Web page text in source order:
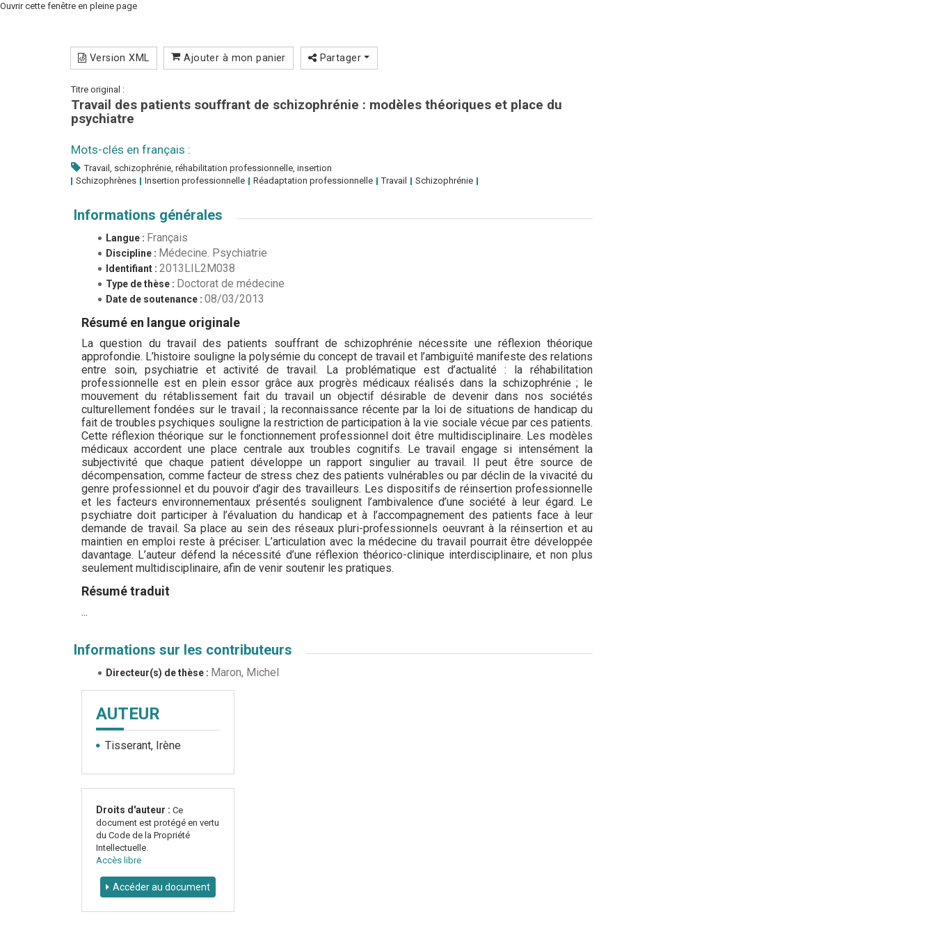
Ouvrir cette fenêtre en pleine page
Version XML Ajouter à mon panier Partager
Titre original :
Travail des patients souffrant de schizophrénie : modèles théoriques et place du
psychiatre
Mots-clés en français :
Travail, schizophrénie, réhabilitation professionnelle, insertion
Schizophrènes
Insertion professionnelle Réadaptation professionnelle Travail Schizophrénie
Informations générales
Langue : Français
Discipline : Médecine. Psychiatrie
Identifiant : 2013LIL2M038
Type de thèse : Doctorat de médecine
Date de soutenance : 08/03/2013
Résumé en langue originale
La question du travail des patients souffrant de schizophrénie nécessite une réflexion théorique
approfondie. L’histoire souligne la polysémie du concept de travail et l’ambiguïté manifeste des relations
entre soin, psychiatrie et activité de travail. La problématique est d’actualité : la réhabilitation
professionnelle est en plein essor grâce aux progrès médicaux réalisés dans la schizophrénie ; le
mouvement du rétablissement fait du travail un objectif désirable de devenir dans nos sociétés
culturellement fondées sur le travail ; la reconnaissance récente par la loi de situations de handicap du
fait de troubles psychiques souligne la restriction de participation à la vie sociale vécue par ces patients.
Cette réflexion théorique sur le fonctionnement professionnel doit être multidisciplinaire. Les modèles
médicaux accordent une place centrale aux troubles cognitifs. Le travail engage si intensément la
subjectivité que chaque patient développe un rapport singulier au travail. Il peut être source de
décompensation, comme facteur de stress chez des patients vulnérables ou par déclin de la vivacité du
genre professionnel et du pouvoir d’agir des travailleurs. Les dispositifs de réinsertion professionnelle
et les facteurs environnementaux présentés soulignent l’ambivalence d’une société à leur égard. Le
psychiatre doit participer à l’évaluation du handicap et à l’accompagnement des patients face à leur
demande de travail. Sa place au sein des réseaux pluri-professionnels oeuvrant à la réinsertion et au
maintien en emploi reste à préciser. L’articulation avec la médecine du travail pourrait être développée
davantage. L’auteur défend la nécessité d’une réflexion théorico-clinique interdisciplinaire, et non plus
seulement multidisciplinaire, afin de venir soutenir les pratiques.
Résumé traduit
Informations sur les contributeurs
Directeur(s) de thèse : Maron, Michel
AUTEUR
Tisserant, Irène
Droits d'auteur : Ce
document est protégé en vertu
du Code de la Propriété
Intellectuelle.
Accès libre
Accéder au document